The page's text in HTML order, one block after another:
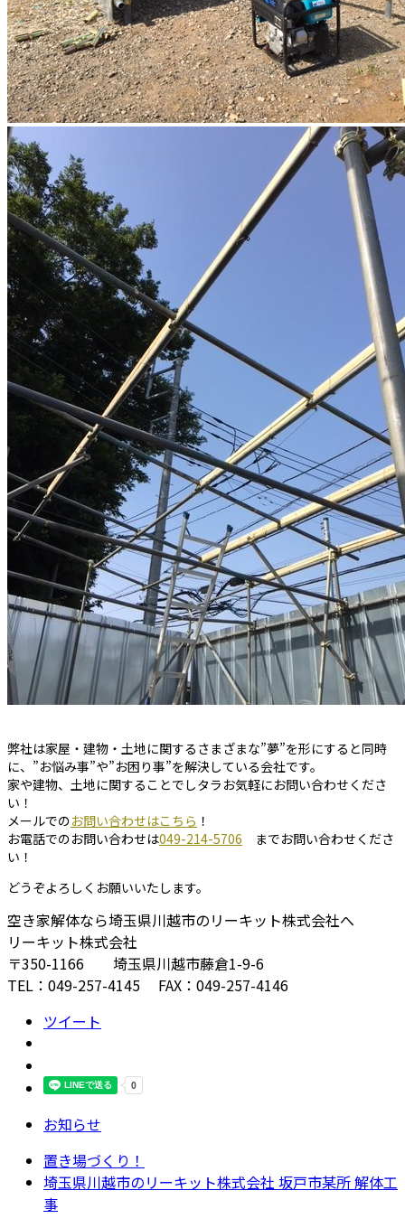
弊社は家屋・建物・土地に関するさまざまな”夢”を形にすると同時
に、”お悩み事”や”お困り事”を解決している会社です。
家や建物、土地に関することでしタラお気軽にお問い合わせくださ
い！
メールでのお問い合わせはこちら ！
お電話でのお問い合わせは049-214-5706 までお問い合わせくださ
い！
どうぞよろしくお願いいたします。
空き家解体なら埼玉県川越市のリーキット株式会社へ
リーキット株式会社
〒350-1166 埼玉県川越市藤倉1-9-6
TEL：‭049-257-4145‬ FAX：049-257-4146‬
ツイート
お知らせ
置き場づくり！
埼玉県川越市のリーキット株式会社 坂戸市某所 解体工
事